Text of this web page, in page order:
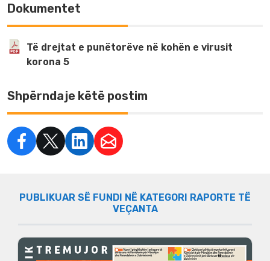
Dokumentet
Të drejtat e punëtorëve në kohën e virusit
korona 5
Shpërndaje këtë postim
PUBLIKUAR SË FUNDI NË KATEGORI RAPORTE TË
VEÇANTA